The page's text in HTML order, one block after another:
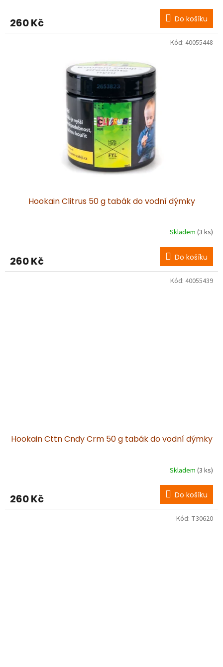
260 Kč Do košíku
Hookain Clitrus 50 g tabák do vodní dýmky
Skladem (3 ks)
260 Kč Do košíku
Kód: 40055448
Hookain Cttn Cndy Crm 50 g tabák do vodní dýmky
Skladem (3 ks)
260 Kč Do košíku
Kód: 40055439
Kód: T30620